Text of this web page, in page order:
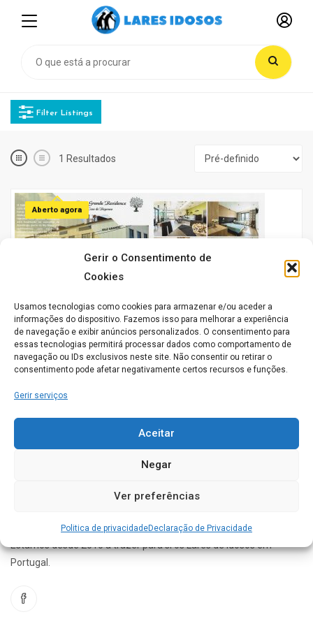
Gerir o Consentimento de
Cookies
Usamos tecnologias como cookies para armazenar e/ou aceder a
informações do dispositivo. Fazemos isso para melhorar a experiência
de navegação e exibir anúncios personalizados. O consentimento para
essas tecnologias permitirá processar dados como comportamento de
navegação ou IDs exclusivos neste site. Não consentir ou retirar o
consentimento pode afetar negativamente certos recursos e funções.
Gerir serviços
Aceitar
Negar
Ver preferências
Politica de privacidadeDeclaração de Privacidade
Filter Listings
1 Resultados
Aberto agora
Vale Grande Residence
Largo do Vale grande, Nº4 2065-123 Alcoentre
0 AZAMBUJA
Estamos desde 2010 a trazer para si os Lares de idosos em
Portugal.